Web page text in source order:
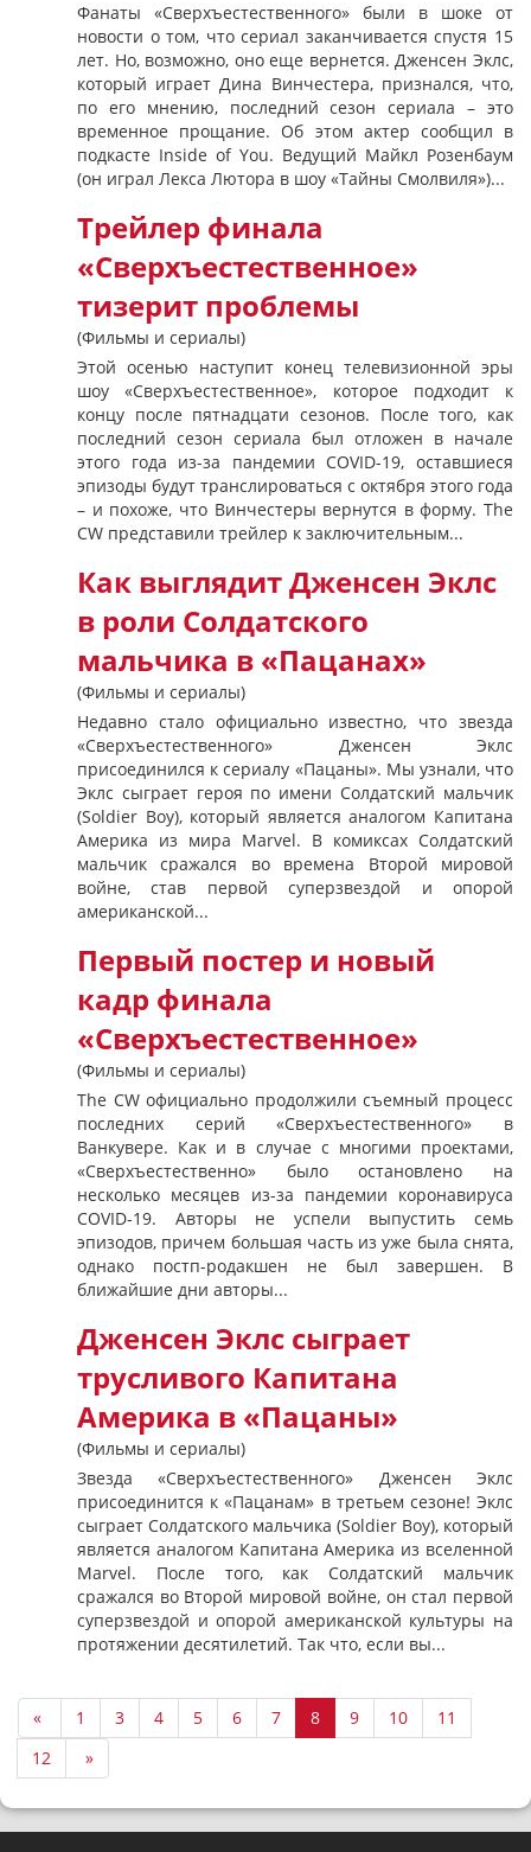
Фанаты «Сверхъестественного» были в шоке от
новости о том, что сериал заканчивается спустя 15
лет. Но, возможно, оно еще вернется. Дженсен Эклс,
который играет Дина Винчестера, признался, что,
по его мнению, последний сезон сериала – это
временное прощание. Об этом актер сообщил в
подкасте Inside of You. Ведущий Майкл Розенбаум
(он играл Лекса Лютора в шоу «Тайны Смолвиля»)...
Трейлер финала
«Сверхъестественное»
тизерит проблемы
(Фильмы и сериалы)
Этой осенью наступит конец телевизионной эры
шоу «Сверхъестественное», которое подходит к
концу после пятнадцати сезонов. После того, как
последний сезон сериала был отложен в начале
этого года из-за пандемии COVID-19, оставшиеся
эпизоды будут транслироваться с октября этого года
– и похоже, что Винчестеры вернутся в форму. The
CW представили трейлер к заключительным...
Как выглядит Дженсен Эклс
в роли Солдатского
мальчика в «Пацанах»
(Фильмы и сериалы)
Недавно стало официально известно, что звезда
«Сверхъестественного» Дженсен Эклс
присоединился к сериалу «Пацаны». Мы узнали, что
Эклс сыграет героя по имени Солдатский мальчик
(Soldier Boy), который является аналогом Капитана
Америка из мира Marvel. В комиксах Солдатский
мальчик сражался во времена Второй мировой
войне, став первой суперзвездой и опорой
американской...
Первый постер и новый
кадр финала
«Сверхъестественное»
(Фильмы и сериалы)
The CW официально продолжили съемный процесс
последних серий «Сверхъестественного» в
Ванкувере. Как и в случае с многими проектами,
«Сверхъестественно» было остановлено на
несколько месяцев из-за пандемии коронавируса
COVID-19. Авторы не успели выпустить семь
эпизодов, причем большая часть из уже была снята,
однако постп-родакшен не был завершен. В
ближайшие дни авторы...
Дженсен Эклс сыграет
трусливого Капитана
Америка в «Пацаны»
(Фильмы и сериалы)
Звезда «Сверхъестественного» Дженсен Эклс
присоединится к «Пацанам» в третьем сезоне! Эклс
сыграет Солдатского мальчика (Soldier Boy), который
является аналогом Капитана Америка из вселенной
Marvel. После того, как Солдатский мальчик
сражался во Второй мировой войне, он стал первой
суперзвездой и опорой американской культуры на
протяжении десятилетий. Так что, если вы...
« 1 3 4 5 6 7 8 9 10
11
12
»